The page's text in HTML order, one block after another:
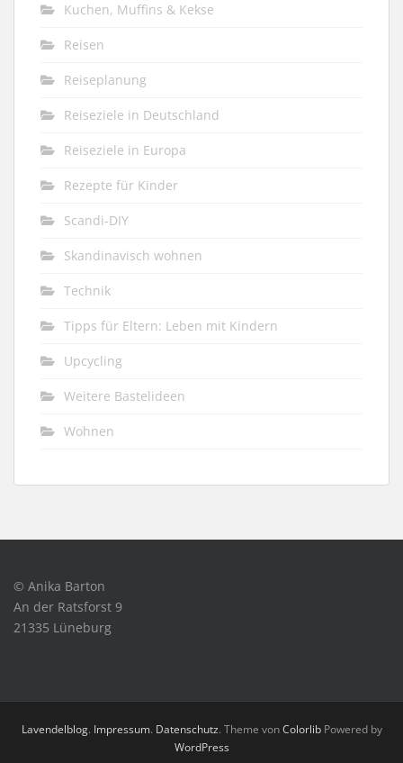
Kuchen, Muffins & Kekse
Reisen
Reiseplanung
Reiseziele in Deutschland
Reiseziele in Europa
Rezepte für Kinder
Scandi-DIY
Skandinavisch wohnen
Technik
Tipps für Eltern: Leben mit Kindern
Upcycling
Weitere Bastelideen
Wohnen
© Anika Barton
An der Ratsforst 9
21335 Lüneburg
Lavendelblog. Impressum. Datenschutz. Theme vonColorlibPowered by
WordPress